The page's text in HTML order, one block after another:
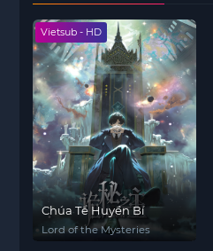
Vietsub - HD
Chúa Tể Huyền Bí
Lord of the Mysteries